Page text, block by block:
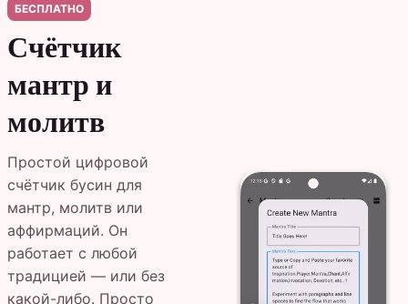
БЕСПЛАТНО
Счётчик
мантр и
молитв
Простой цифровой
счётчик бусин для
мантр, молитв или
аффирмаций. Он
работает с любой
традицией — или без
какой-либо. Просто